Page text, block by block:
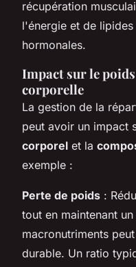
récupération
l'énergie et de
hormonales.
Impact sur le
corporelle
La gestion de la
peut avoir un impact
corporel et la
exemple :
Perte de poids :
tout en maintenant
macronutriments
durable. Un ratio